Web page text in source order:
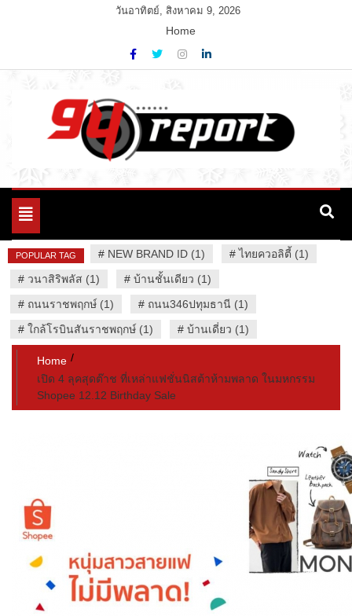
วันอาทิตย์, สิงหาคม 9, 2026
Home
94 Report.com
Variety News
Toggle
POPULAR TAG # NEW BRAND ID (1) #ไทยควอลิตี้ (1)
# วนาสิริพลัส (1) # บ้านชั้นเดียว (1)
# ถนนราชพฤกษ์ (1) # ถนน346ปทุมธานี (1)
# ใกล้โรบินสันราชพฤกษ์ (1) # บ้านเดี่ยว (1)
Home
เปิด 4 ลุคสุดต๊าช ที่เหล่าแฟชั่นนิสต้าห้ามพลาด ในมหกรรม
Shopee 12.12 Birthday Sale